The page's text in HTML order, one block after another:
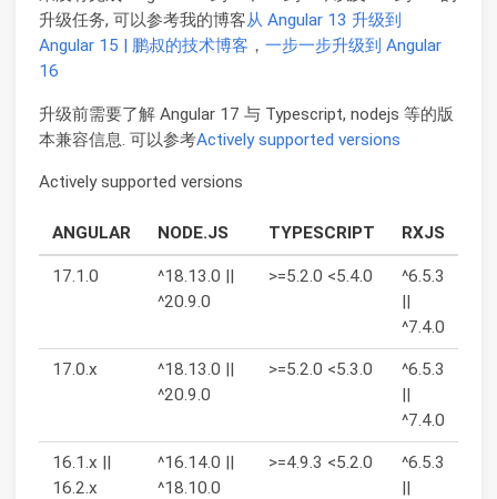
升级任务, 可以参考我的博客从 Angular 13 升级到
Angular 15 | 鹏叔的技术博客 ， 一步一步升级到 Angular
16
升级前需要了解 Angular 17 与 Typescript, nodejs 等的版
本兼容信息. 可以参考Actively supported versions
Actively supported versions
ANGULAR NODE.JS TYPESCRIPT RXJS
17.1.0
^18.13.0 ||
^20.9.0
>=5.2.0 <5.4.0
^6.5.3
||
^7.4.0
17.0.x
^18.13.0 ||
^20.9.0
>=5.2.0 <5.3.0
^6.5.3
||
^7.4.0
16.1.x ||
16.2.x
^16.14.0 ||
^18.10.0
>=4.9.3 <5.2.0
^6.5.3
||